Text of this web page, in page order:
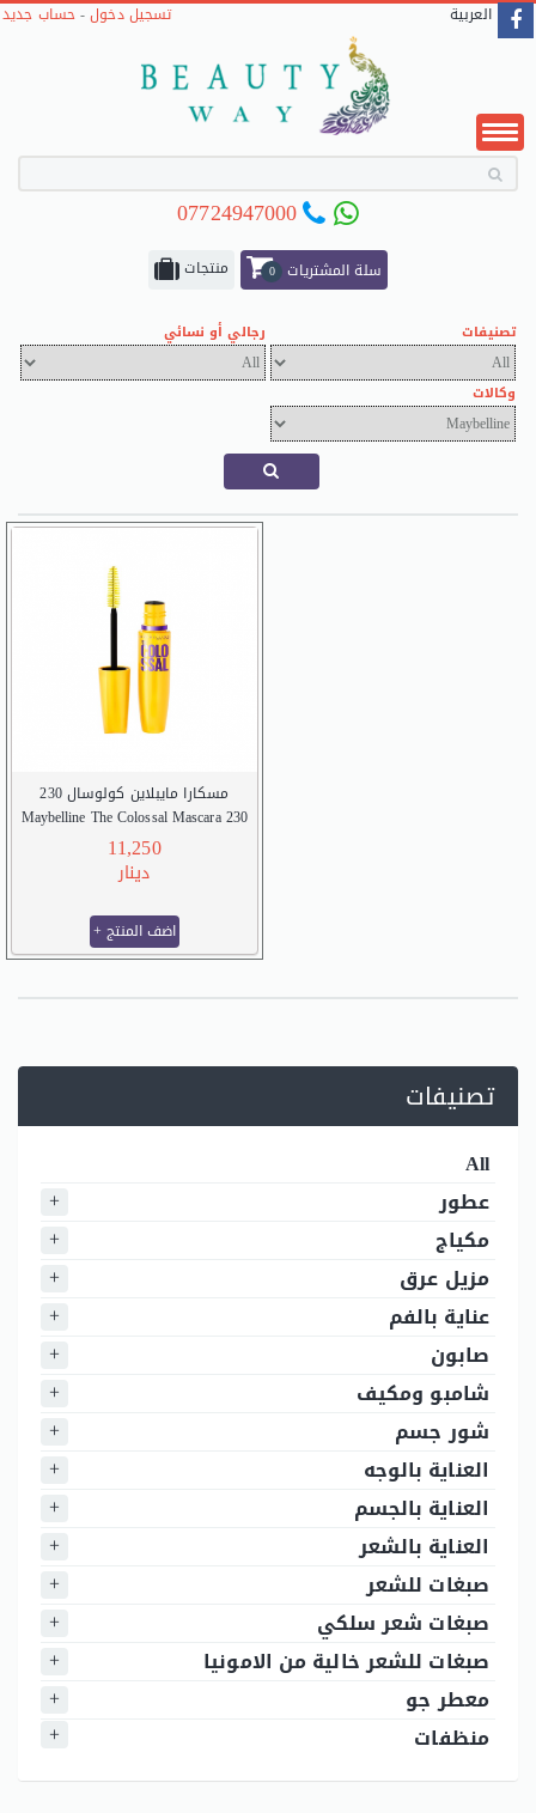
تسجيل دخول-حساب جديد العربية
07724947000
منتجات 0 سلة المشتريات
تصنيفات رجالي أو نسائي
وكالات
مسكارا مايبلاين كولوسال 230
Maybelline The Colossal Mascara 230
11,250
دينار
+ اضف المنتج
تصنيفات
All
عطور
مكياج
مزيل عرق
عناية بالفم
صابون
شامبو ومكيف
شور جسم
العناية بالوجه
العناية بالجسم
العناية بالشعر
صبغات للشعر
صبغات شعر سلكي
صبغات للشعر خالية من الامونيا
معطر جو
منظفات